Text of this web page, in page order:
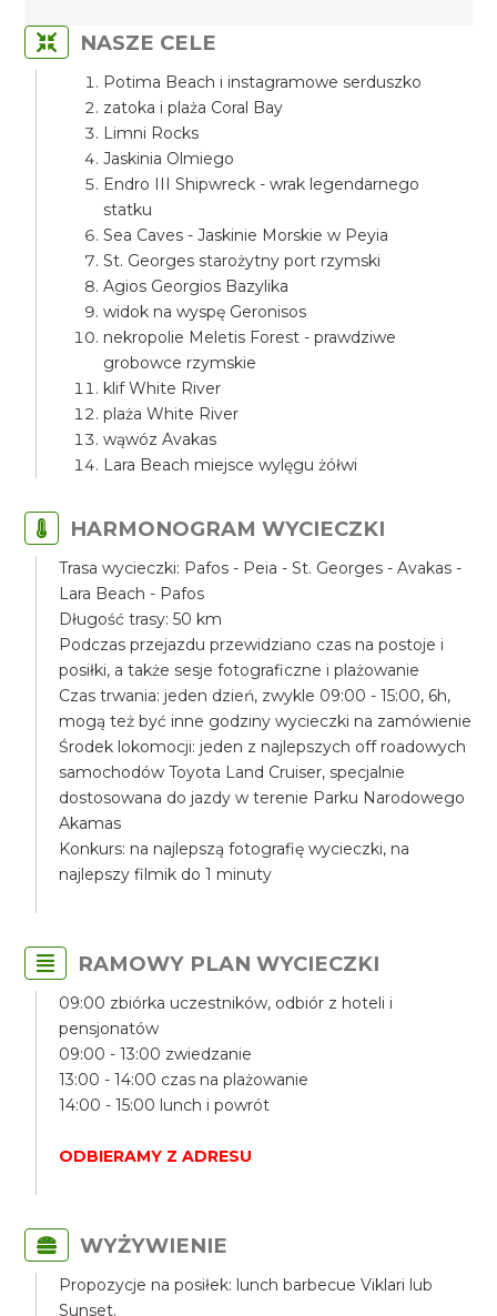
NASZE CELE
Potima Beach i instagramowe serduszko
zatoka i plaża Coral Bay
Limni Rocks
Jaskinia Olmiego
Endro III Shipwreck - wrak legendarnego
statku
Sea Caves - Jaskinie Morskie w Peyia
St. Georges starożytny port rzymski
Agios Georgios Bazylika
widok na wyspę Geronisos
nekropolie Meletis Forest - prawdziwe
grobowce rzymskie
klif White River
plaża White River
wąwóz Avakas
Lara Beach miejsce wylęgu żółwi
HARMONOGRAM WYCIECZKI
Trasa wycieczki: Pafos - Peia - St. Georges - Avakas -
Lara Beach - Pafos
Długość trasy: 50 km
Podczas przejazdu przewidziano czas na postoje i
posiłki, a także sesje fotograficzne i plażowanie
Czas trwania: jeden dzień, zwykle 09:00 - 15:00, 6h,
mogą też być inne godziny wycieczki na zamówienie
Środek lokomocji: jeden z najlepszych off roadowych
samochodów Toyota Land Cruiser, specjalnie
dostosowana do jazdy w terenie Parku Narodowego
Akamas
Konkurs: na najlepszą fotografię wycieczki, na
najlepszy filmik do 1 minuty
RAMOWY PLAN WYCIECZKI
09:00 zbiórka uczestników, odbiór z hoteli i
pensjonatów
09:00 - 13:00 zwiedzanie
13:00 - 14:00 czas na plażowanie
14:00 - 15:00 lunch i powrót
ODBIERAMY Z ADRESU
WYŻYWIENIE
Propozycje na posiłek: lunch barbecue Viklari lub
Sunset.